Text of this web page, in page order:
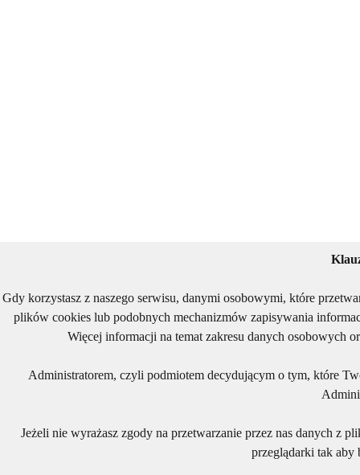
Gdy korzystasz z naszego serwisu, danymi osobowymi, które
plików cookies lub podobnych mechanizmów zapisywania
Więcej informacji na temat zakresu danych osobowych
Administratorem, czyli podmiotem decydującym o tym, które
Jeżeli nie wyrażasz zgody na przetwarzanie przez nas danych z
przeglądarki tak aby